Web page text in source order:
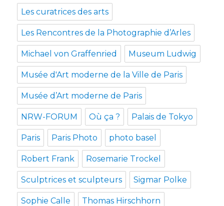
Les curatrices des arts
Les Rencontres de la Photographie d’Arles
Michael von Graffenried Museum Ludwig
Musée d'Art moderne de la Ville de Paris
Musée d’Art moderne de Paris
NRW-FORUM Où ça ? Palais de Tokyo
Paris Paris Photo photo basel
Robert Frank Rosemarie Trockel
Sculptrices et sculpteurs Sigmar Polke
Sophie Calle Thomas Hirschhorn